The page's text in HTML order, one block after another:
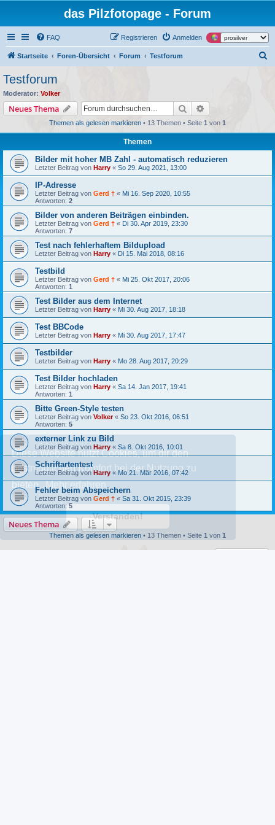
Diese Website nutzt Cookies, um dir den
bestmöglichen Komfort bei der Nutzung zu
bieten.Mehr erfahren
Verstanden!
das Pilzfotopage - Forum
FAQ Anmelden
Registrieren
Startseite Foren-Übersicht Forum Testforum
Testforum
Moderator: Volker
Neues Thema Suche
Themen als gelesen markieren • 13 Themen • Seite 1 von 1
Themen
Bilder mit hoher MB Zahl - automatisch reduzieren
Letzter Beitrag von Harry « So 29. Aug 2021, 13:00
IP-Adresse
Letzter Beitrag von Gerd † « Mi 16. Sep 2020, 10:55
Antworten: 2
Bilder von anderen Beiträgen einbinden.
Letzter Beitrag von Gerd † « Di 30. Apr 2019, 23:30
Antworten: 7
Test nach fehlerhaftem Bildupload
Letzter Beitrag von Harry « Di 15. Mai 2018, 08:16
Testbild
Letzter Beitrag von Gerd † « Mi 25. Okt 2017, 20:06
Antworten: 1
Test Bilder aus dem Internet
Letzter Beitrag von Harry « Mi 30. Aug 2017, 18:18
Test BBCode
Letzter Beitrag von Harry « Mi 30. Aug 2017, 17:47
Testbilder
Letzter Beitrag von Harry « Mo 28. Aug 2017, 20:29
Test Bilder hochladen
Letzter Beitrag von Harry « Sa 14. Jan 2017, 19:41
Antworten: 1
Bitte Green-Style testen
Letzter Beitrag von Volker« So 23. Okt 2016, 06:51
Antworten: 5
externer Link zu Bild
Letzter Beitrag von Harry « Sa 8. Okt 2016, 10:01
Schriftartentest
Letzter Beitrag von Harry«Mo 21. Mär 2016, 07:42
Fehler beim Abspeichern
Letzter Beitrag von Gerd † « Sa 31. Okt 2015, 23:39
Antworten:5
Neues Thema
Themen als gelesen markieren • 13 Themen • Seite 1 von 1